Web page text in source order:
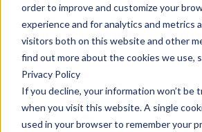
order to improve and customize your
experience and for analytics and metrics
visitors both on this website and other
find out more about the cookies we use,
Privacy Policy
If you decline, your information won’t be
when you visit this website. A single
used in your browser to remember your
QUÉ SMARTCLASS?
Go Live con tus
SmartClass
TECNOLOGÍA PARA LA
por Melissa Arndtel feb